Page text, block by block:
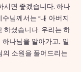
시면 좋겠습니다. 하나
님께서는 “내 아버지
하셨습니다. 우리는 하
나님을 알아가고, 일
의 소원을 풀어드리는